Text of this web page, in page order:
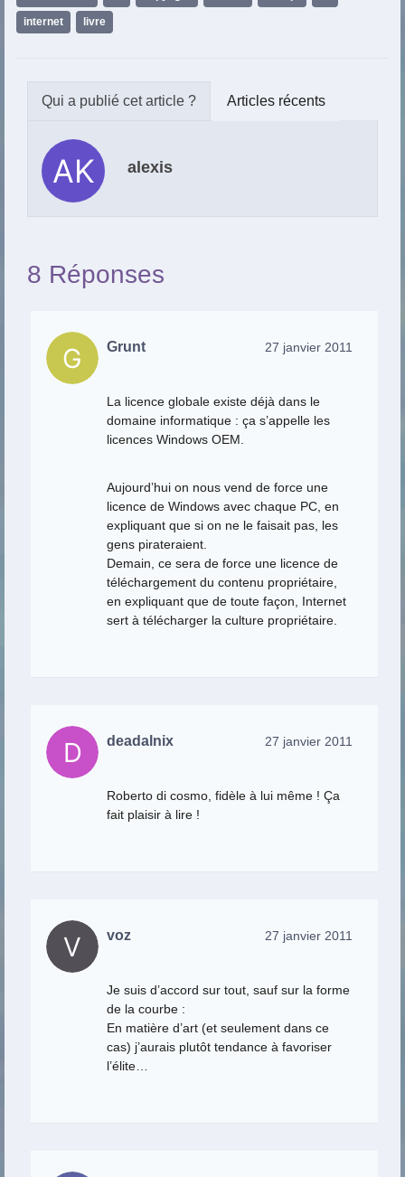
internet livre
Articles récents
alexis
8 Réponses
Grunt 27 janvier 2011
La licence globale existe déjà dans le
domaine informatique : ça s’appelle les
licences Windows OEM.
Aujourd’hui on nous vend de force une
licence de Windows avec chaque PC, en
expliquant que si on ne le faisait pas, les
gens pirateraient.
Demain, ce sera de force une licence de
téléchargement du contenu propriétaire,
en expliquant que de toute façon, Internet
sert à télécharger la culture propriétaire.
deadalnix 27 janvier 2011
Roberto di cosmo, fidèle à lui même ! Ça
fait plaisir à lire !
voz 27 janvier 2011
Je suis d’accord sur tout, sauf sur la forme
de la courbe :
En matière d’art (et seulement dans ce
cas) j’aurais plutôt tendance à favoriser
l’élite…